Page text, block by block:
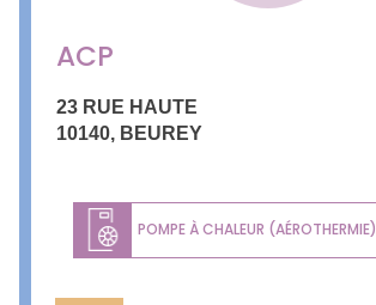
ACP
23 RUE HAUTE
10140, BEUREY
POMPE À CHALEUR (AÉROTHERMIE)